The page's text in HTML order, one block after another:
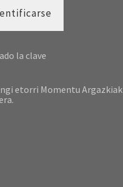
la clave
etorri Momentu Argazkiak